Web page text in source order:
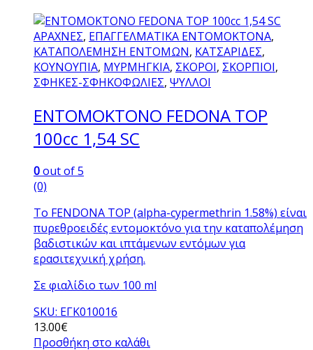
ΑΡΑΧΝΕΣ, ΕΠΑΓΓΕΛΜΑΤΙΚΑ ΕΝΤΟΜΟΚΤΟΝΑ,
ΚΑΤΑΠΟΛΕΜΗΣΗ ΕΝΤΟΜΩΝ, ΚΑΤΣΑΡΙΔΕΣ,
ΚΟΥΝΟΥΠΙΑ, ΜΥΡΜΗΓΚΙΑ, ΣΚΟΡΟΙ, ΣΚΟΡΠΙΟΙ,
ΣΦΗΚΕΣ-ΣΦΗΚΟΦΩΛΙΕΣ, ΨΥΛΛΟΙ
EΝΤΟΜΟΚΤΟΝΟ FEDONA TOP
100cc 1,54 SC
0out of 5
(0)
Το FENDONA TOP (alpha-cypermethrin 1.58%) είναι
πυρεθροειδές εντομοκτόνο για την καταπολέμηση
βαδιστικών και ιπτάμενων εντόμων για
ερασιτεχνική χρήση.
Σε φιαλίδιο των 100 ml
SKU: ΕΓΚ010016
13.00€
Προσθήκη στο καλάθι